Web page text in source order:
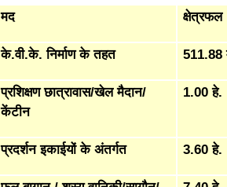
मद क्षेत्रफल
के.वी.के. निर्माण के तहत 511.88
प्रशिक्षण छात्रावास/खेल मैदान/
केंटीन
1.00 हे.
प्रदर्शन इकाईयों के अंतर्गत 3.60 हे.